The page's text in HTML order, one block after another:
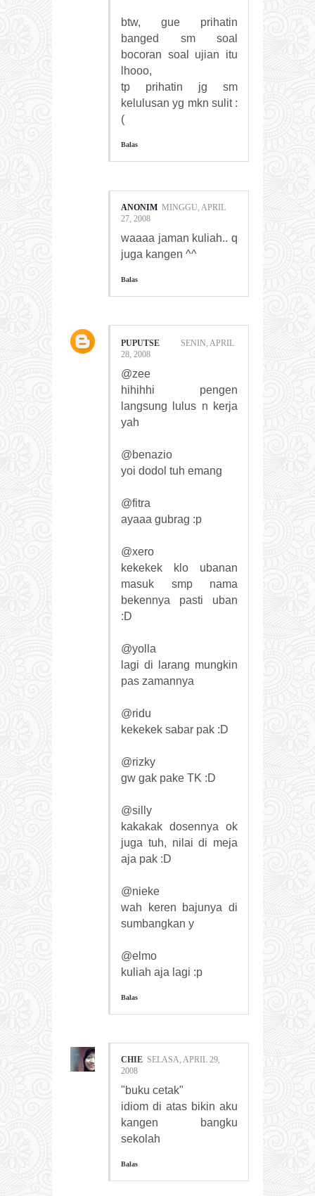
btw, gue prihatin
banged sm soal
bocoran soal ujian itu
lhooo,
tp prihatin jg sm
kelulusan yg mkn sulit :
(
Balas
ANONIM MINGGU, APRIL
27, 2008
waaaa jaman kuliah.. q
juga kangen ^^
Balas
PUPUTSE
SENIN, APRIL
28, 2008
@zee
hihihhi pengen
langsung lulus n kerja
yah
@benazio
yoi dodol tuh emang
@fitra
ayaaa gubrag :p
@xero
kekekek klo ubanan
masuk smp nama
bekennya pasti uban
:D
@yolla
lagi di larang mungkin
pas zamannya
@ridu
kekekek sabar pak :D
@rizky
gw gak pake TK :D
@silly
kakakak dosennya ok
juga tuh, nilai di meja
aja pak :D
@nieke
wah keren bajunya di
sumbangkan y
@elmo
kuliah aja lagi :p
Balas
CHIE SELASA, APRIL 29,
2008
"buku cetak"
idiom di atas bikin aku
kangen bangku
sekolah
Balas